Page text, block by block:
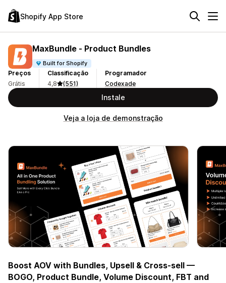
Shopify App Store
MaxBundle ‑ Product Bundles
Built for Shopify
Preços
Grátis
Classificação
4,8
(551)
Programador
Codexade
Instale
Veja a loja de demonstração
Boost AOV with Bundles, Upsell & Cross-sell —
BOGO, Product Bundle, Volume Discount, FBT and